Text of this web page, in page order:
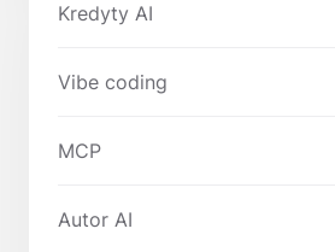
Kredyty AI
Vibe coding
MCP
Autor AI